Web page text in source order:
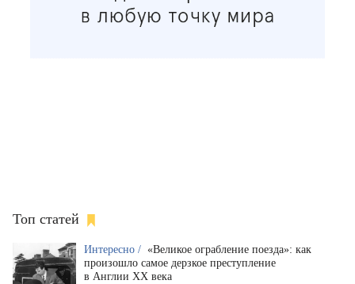
Топ статей
Интересно / «Великое ограбление поезда»: как
произошло самое дерзкое преступление
в Англии XX века